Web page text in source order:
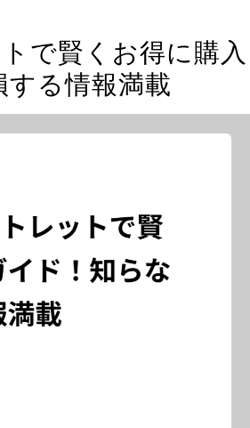
で賢くお得に購入
る情報満載